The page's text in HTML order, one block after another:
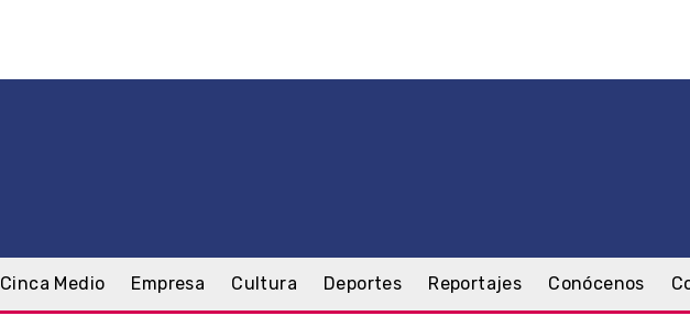
Cinca Medio Empresa Cultura Deportes Reportajes Conócenos